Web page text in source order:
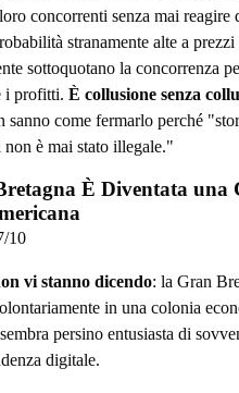
concorrenti senza mai reagire
stranamente alte a
sottoquotano la concorrenza
i profitti. È collusione senza
sanno come fermarlo perché
non è mai stato illegale."
È Diventata una
/10
vi stanno dicendo: la Gran
in una colonia
persino entusiasta di
digitale.